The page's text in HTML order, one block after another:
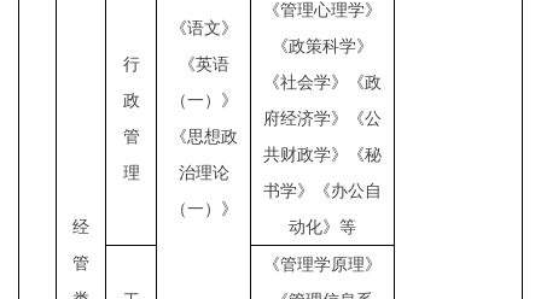
《语文》
《英语
（一）》
《思想政
治理论
（一）》
经
管
行
政
管
理
《管理心理学》
《政策科学》
《社会学》《政
府经济学》《公
共财政学》《秘
书学》《办公自
动化》等
《管理学原理》